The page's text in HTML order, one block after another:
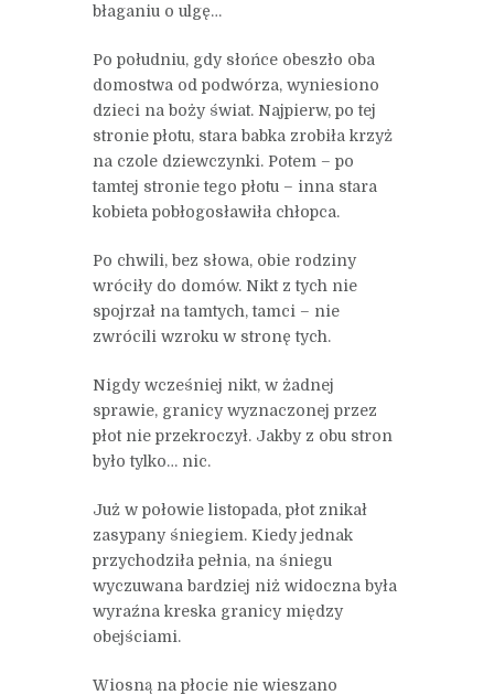
błaganiu o ulgę…
Po południu, gdy słońce obeszło oba
domostwa od podwórza, wyniesiono
dzieci na boży świat. Najpierw, po tej
stronie płotu, stara babka zrobiła krzyż
na czole dziewczynki. Potem – po
tamtej stronie tego płotu – inna stara
kobieta pobłogosławiła chłopca.
Po chwili, bez słowa, obie rodziny
wróciły do domów. Nikt z tych nie
spojrzał na tamtych, tamci – nie
zwrócili wzroku w stronę tych.
Nigdy wcześniej nikt, w żadnej
sprawie, granicy wyznaczonej przez
płot nie przekroczył. Jakby z obu stron
było tylko… nic.
Już w połowie listopada, płot znikał
zasypany śniegiem. Kiedy jednak
przychodziła pełnia, na śniegu
wyczuwana bardziej niż widoczna była
wyraźna kreska granicy między
obejściami.
Wiosną na płocie nie wieszano